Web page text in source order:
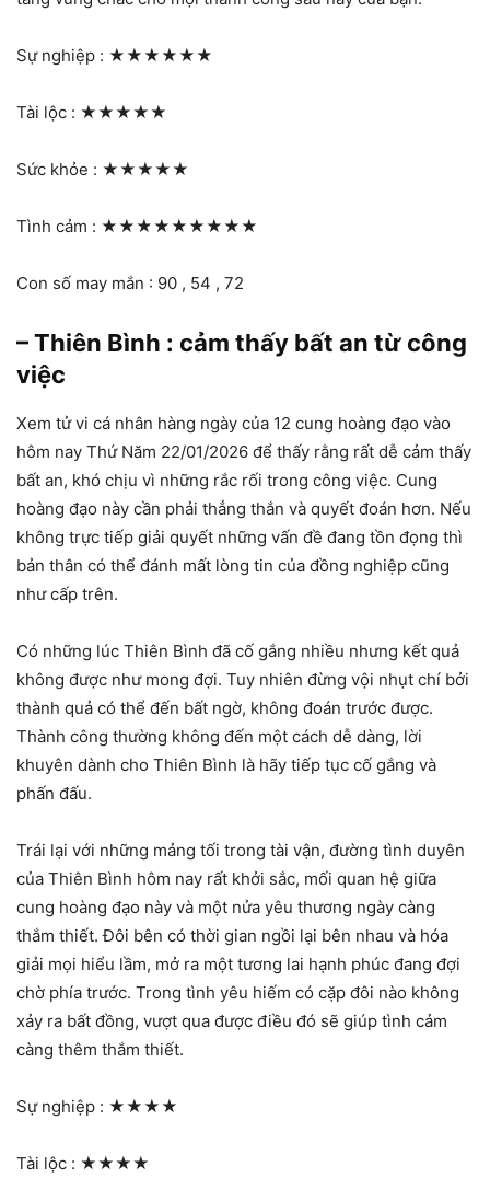
Sự nghiệp : ★★★★★★
Tài lộc : ★★★★★
Sức khỏe : ★★★★★
Tình cảm : ★★★★★★★★★
Con số may mắn : 90 , 54 , 72
– Thiên Bình : cảm thấy bất an từ công
việc
Xem tử vi cá nhân hàng ngày của 12 cung hoàng đạo vào
hôm nay Thứ Năm 22/01/2026 để thấy rằng rất dễ cảm thấy
bất an, khó chịu vì những rắc rối trong công việc. Cung
hoàng đạo này cần phải thẳng thắn và quyết đoán hơn. Nếu
không trực tiếp giải quyết những vấn đề đang tồn đọng thì
bản thân có thể đánh mất lòng tin của đồng nghiệp cũng
như cấp trên.
Có những lúc Thiên Bình đã cố gắng nhiều nhưng kết quả
không được như mong đợi. Tuy nhiên đừng vội nhụt chí bởi
thành quả có thể đến bất ngờ, không đoán trước được.
Thành công thường không đến một cách dễ dàng, lời
khuyên dành cho Thiên Bình là hãy tiếp tục cố gắng và
phấn đấu.
Trái lại với những mảng tối trong tài vận, đường tình duyên
của Thiên Bình hôm nay rất khởi sắc, mối quan hệ giữa
cung hoàng đạo này và một nửa yêu thương ngày càng
thắm thiết. Đôi bên có thời gian ngồi lại bên nhau và hóa
giải mọi hiểu lầm, mở ra một tương lai hạnh phúc đang đợi
chờ phía trước. Trong tình yêu hiếm có cặp đôi nào không
xảy ra bất đồng, vượt qua được điều đó sẽ giúp tình cảm
càng thêm thắm thiết.
Sự nghiệp : ★★★★
Tài lộc : ★★★★